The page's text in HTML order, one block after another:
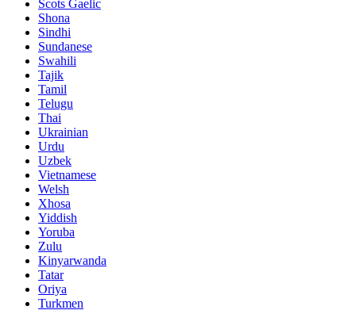
Scots Gaelic
Shona
Sindhi
Sundanese
Swahili
Tajik
Tamil
Telugu
Thai
Ukrainian
Urdu
Uzbek
Vietnamese
Welsh
Xhosa
Yiddish
Yoruba
Zulu
Kinyarwanda
Tatar
Oriya
Turkmen